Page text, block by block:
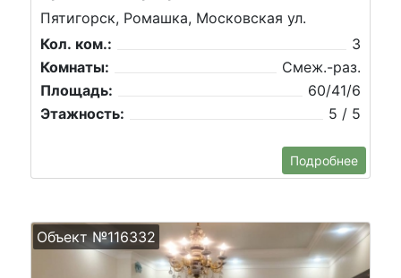
Пятигорск, Ромашка, Московская ул.
Кол. ком.:
3
Комнаты:
Смеж.-раз.
Площадь:
60/41/6
Этажность:
5 / 5
Подробнее
Объект №116332